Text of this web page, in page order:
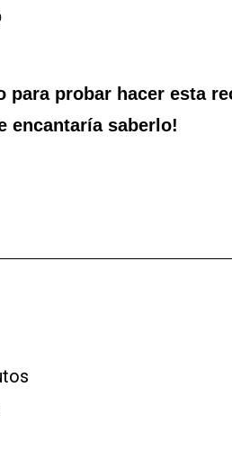
para probar hacer esta
encantaría saberlo!